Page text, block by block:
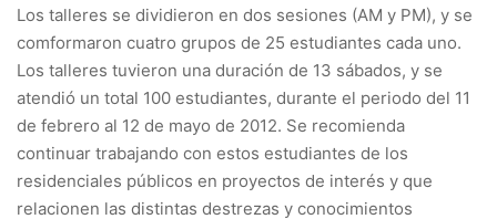
Los talleres se dividieron en dos sesiones (AM y PM), y se
comformaron cuatro grupos de 25 estudiantes cada uno.
Los talleres tuvieron una duración de 13 sábados, y se
atendió un total 100 estudiantes, durante el periodo del 11
de febrero al 12 de mayo de 2012. Se recomienda
continuar trabajando con estos estudiantes de los
residenciales públicos en proyectos de interés y que
relacionen las distintas destrezas y conocimientos